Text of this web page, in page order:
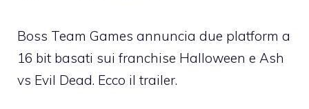
Boss Team Games annuncia due platform a
16 bit basati sui franchise Halloween e Ash
vs Evil Dead. Ecco il trailer.